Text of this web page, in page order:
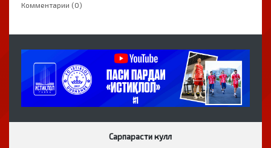
Комментарии (0)
Сарпарасти кулл